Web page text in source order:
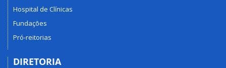
Hospital de Clínicas
Fundações
Pró-reitorias
DIRETORIA